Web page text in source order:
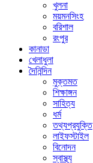
খুলনা
ময়মনসিংহ
বরিশাল
রংপুর
কানাডা
খেলাধুলা
দৈনিন্দিন
মুক্তমত
শিক্ষাঙ্গন
সাহিত্য
ধর্ম
তথ্যপ্রযুক্তি
লাইফস্টাইল
বিনোদন
স্বাস্থ্য